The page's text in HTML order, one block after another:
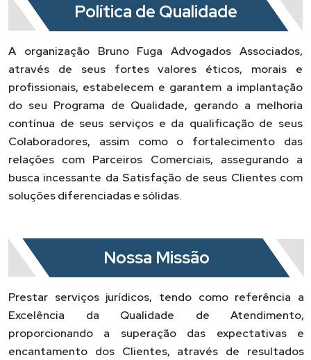
Política de Qualidade
A organização Bruno Fuga Advogados Associados,
através de seus fortes valores éticos, morais e
profissionais, estabelecem e garantem a implantação
do seu Programa de Qualidade, gerando a melhoria
contínua de seus serviços e da qualificação de seus
Colaboradores, assim como o fortalecimento das
relações com Parceiros Comerciais, assegurando a
busca incessante da Satisfação de seus Clientes com
soluções diferenciadas e sólidas.
Nossa Missão
Prestar serviços jurídicos, tendo como referência a
Excelência da Qualidade de Atendimento,
proporcionando a superação das expectativas e
encantamento dos Clientes, através de resultados